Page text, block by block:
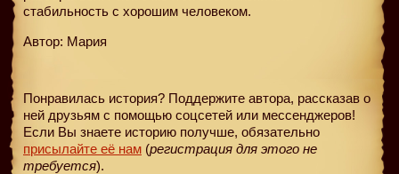
стабильность с хорошим человеком.
Автор: Мария
Понравилась история? Поддержите автора, рассказав о
ней друзьям с помощью соцсетей или мессенджеров!
Если Вы знаете историю получше, обязательно
присылайте её нам (регистрация для этого не
требуется).